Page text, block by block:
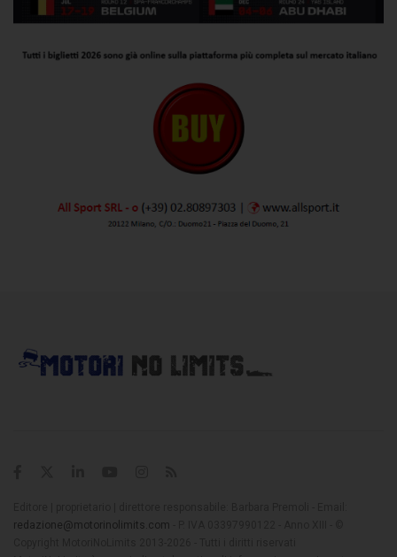
redazione@motorinolimits.com